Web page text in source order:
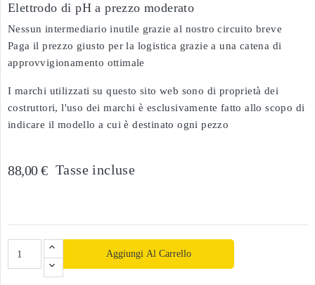
Elettrodo di pH a prezzo moderato
Nessun intermediario inutile grazie al nostro circuito breve
Paga il prezzo giusto per la logistica grazie a una catena di
approvvigionamento ottimale
I marchi utilizzati su questo sito web sono di proprietà dei
costruttori, l'uso dei marchi è esclusivamente fatto allo scopo di
indicare il modello a cui è destinato ogni pezzo
88,00 € Tasse incluse
Aggiungi Al Carrello